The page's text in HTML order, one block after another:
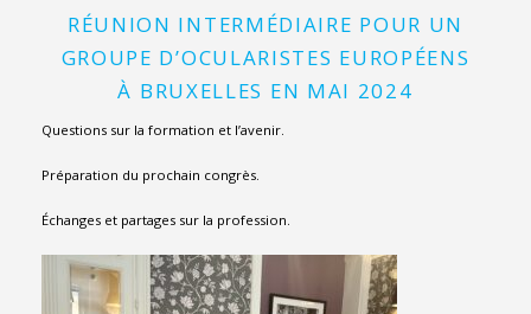
RÉUNION INTERMÉDIAIRE POUR UN
GROUPE D’OCULARISTES EUROPÉENS
À BRUXELLES EN MAI 2024
Questions sur la formation et l’avenir.
Préparation du prochain congrès.
Échanges et partages sur la profession.